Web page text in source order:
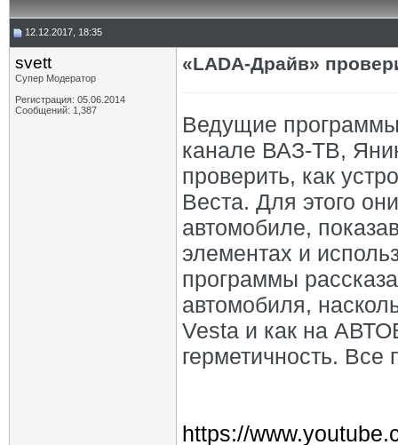
12.12.2017, 18:35
svett
Супер Модератор
Регистрация: 05.06.2014
Сообщений: 1,387
«LADA-Драйв»
Ведущие
канале ВАЗ-ТВ,
проверить, как
Веста. Для этого
автомобиле,
элементах и
программы
автомобиля,
Vesta и как на
герметичность. Все
https://